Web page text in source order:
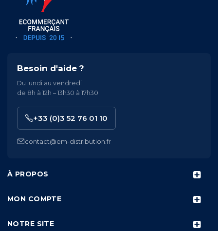
À PROPOS
MON COMPTE
NOTRE SITE
Besoin d'aide ?
Du lundi au vendredi
de 8h à 12h – 13h30 à 17h30
+33 (0)3 52 76 01 10
contact@em-distribution.fr